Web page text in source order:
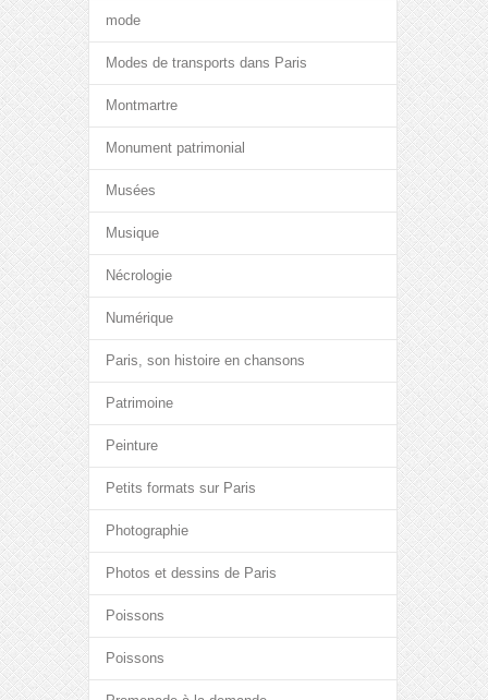
mode
Modes de transports dans Paris
Montmartre
Monument patrimonial
Musées
Musique
Nécrologie
Numérique
Paris, son histoire en chansons
Patrimoine
Peinture
Petits formats sur Paris
Photographie
Photos et dessins de Paris
Poissons
Poissons